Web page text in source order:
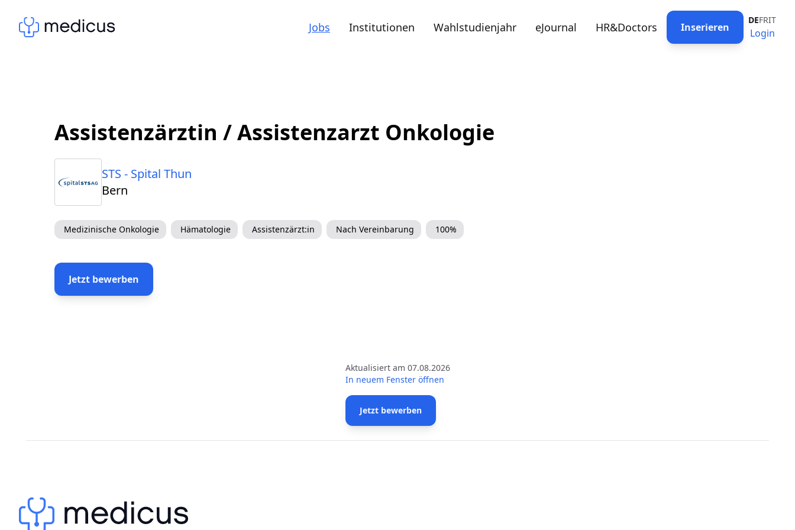
Jobs Institutionen Wahlstudienjahr eJournal HR&Doctors Inserieren
DEFRIT
Login
Assistenzärztin / Assistenzarzt Onkologie
STS - Spital Thun
Bern
Medizinische Onkologie Hämatologie Assistenzärzt:in Nach Vereinbarung 100%
Jetzt bewerben
Aktualisiert am 07.08.2026
In neuem Fenster öffnen
Jetzt bewerben